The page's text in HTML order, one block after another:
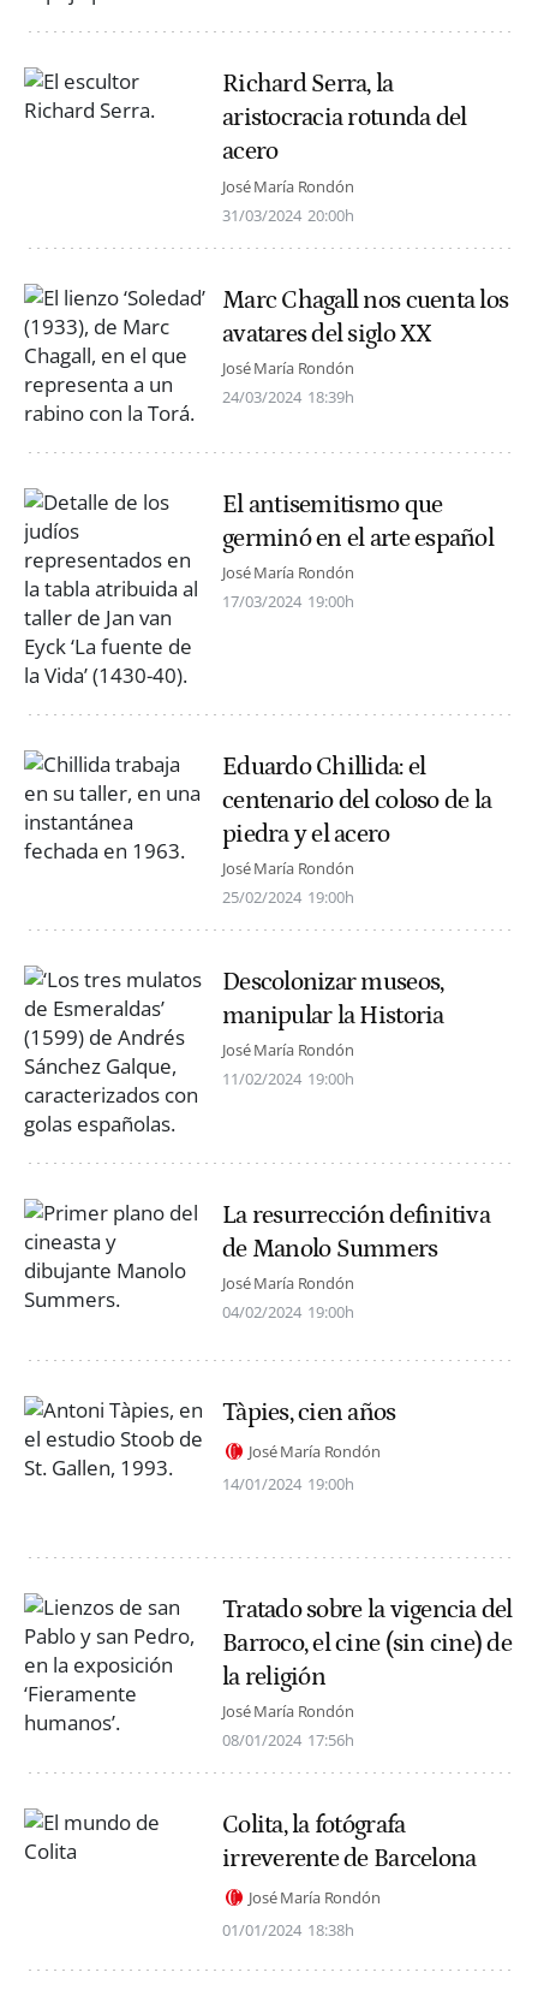
Richard Serra, la
aristocracia rotunda del
acero
José María Rondón
31/03/2024 20:00h
Marc Chagall nos cuenta los
avatares del siglo XX
José María Rondón
24/03/2024 18:39h
El antisemitismo que
germinó en el arte español
José María Rondón
17/03/2024 19:00h
Eduardo Chillida: el
centenario del coloso de la
piedra y el acero
José María Rondón
25/02/2024 19:00h
Descolonizar museos,
manipular la Historia
José María Rondón
11/02/2024 19:00h
La resurrección definitiva
de Manolo Summers
José María Rondón
04/02/2024 19:00h
Tàpies, cien años
José María Rondón
14/01/2024 19:00h
Tratado sobre la vigencia del
Barroco, el cine (sin cine) de
la religión
José María Rondón
08/01/2024 17:56h
Colita, la fotógrafa
irreverente de Barcelona
José María Rondón
01/01/2024 18:38h